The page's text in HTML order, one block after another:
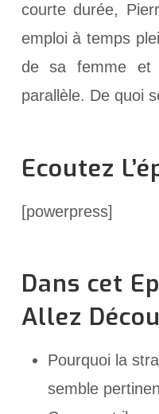
courte durée,
emploi à temps
de sa femme et
parallèle. De quoi
Ecoutez
[powerpress]
Dans cet
Allez
Pourquoi la
semble